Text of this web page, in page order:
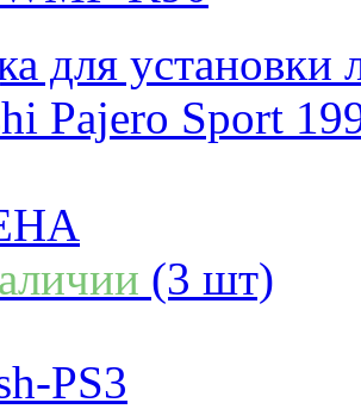
для установки
Pajero Sport
(3 шт)
PS3